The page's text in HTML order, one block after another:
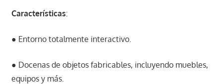
Características:
● Entorno totalmente interactivo.
● Docenas de objetos fabricables, incluyendo muebles,
equipos y más.